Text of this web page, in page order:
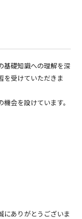
基礎知識への理解を深
を受けていただきま
会を設けています。
にありがとうございま